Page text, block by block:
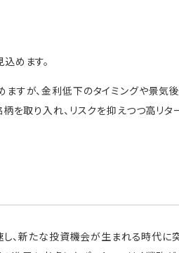
めます。
が、金利低下のタイミングや景気後
を取り入れ、リスクを抑えつつ高リ
、新たな投資機会が生まれる時代に